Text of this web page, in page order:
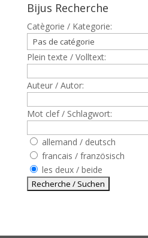
Bijus Recherche
Catègorie / Kategorie:
Plein texte / Volltext:
Auteur / Autor:
Mot clef / Schlagwort:
allemand / deutsch
francais / französisch
les deux / beide